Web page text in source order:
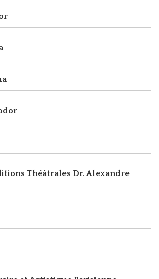
Théâtrales Dr. Alexandre